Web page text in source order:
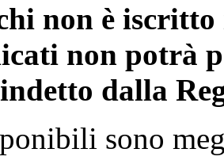
non è
non potrà
dalla
sono